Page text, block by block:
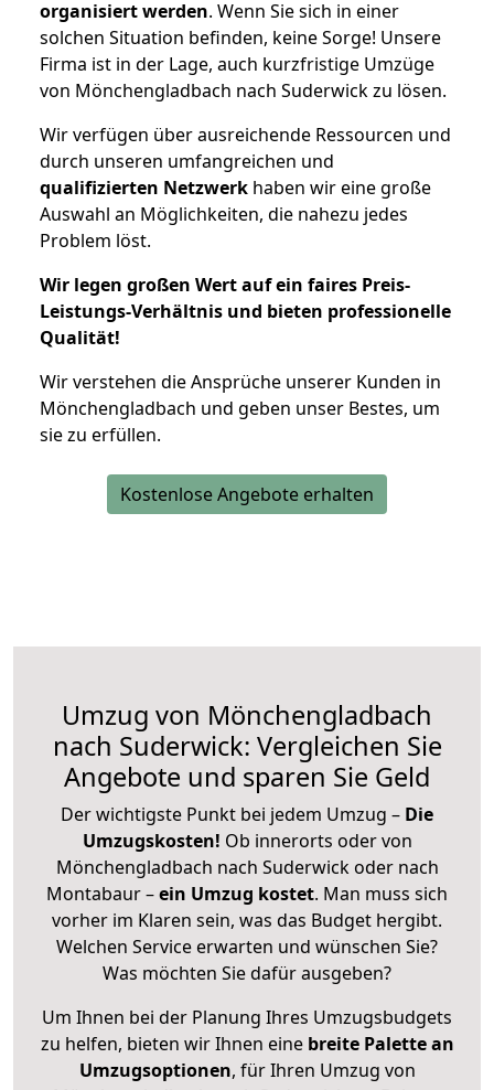
organisiert werden. Wenn Sie sich in einer
solchen Situation befinden, keine Sorge! Unsere
Firma ist in der Lage, auch kurzfristige Umzüge
von Mönchengladbach nach Suderwick zu lösen.
Wir verfügen über ausreichende Ressourcen und
durch unseren umfangreichen und
qualifizierten Netzwerk haben wir eine große
Auswahl an Möglichkeiten, die nahezu jedes
Problem löst.
Wir legen großen Wert auf ein faires Preis-
Leistungs-Verhältnis und bieten professionelle
Qualität!
Wir verstehen die Ansprüche unserer Kunden in
Mönchengladbach und geben unser Bestes, um
sie zu erfüllen.
Kostenlose Angebote erhalten
Umzug von Mönchengladbach
nach Suderwick: Vergleichen Sie
Angebote und sparen Sie Geld
Der wichtigste Punkt bei jedem Umzug – Die
Umzugskosten! Ob innerorts oder von
Mönchengladbach nach Suderwick oder nach
Montabaur –ein Umzug kostet. Man muss sich
vorher im Klaren sein, was das Budget hergibt.
Welchen Service erwarten und wünschen Sie?
Was möchten Sie dafür ausgeben?
Um Ihnen bei der Planung Ihres Umzugsbudgets
zu helfen, bieten wir Ihnen eine breite Palette an
Umzugsoptionen, für Ihren Umzug von